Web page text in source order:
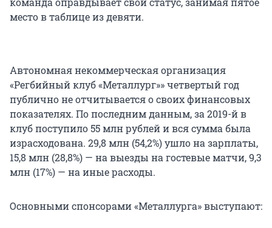
место в таблице из девяти.
Автономная некоммерческая организация
«Регбийный клуб «Металлург»» четвертый год
публично не отчитывается о своих финансовых
показателях. По последним данным, за 2019-й в
клуб поступило 55 млн рублей и вся сумма была
израсходована. 29,8 млн (54,2%) ушло на зарплаты,
15,8 млн (28,8%) — на выезды на гостевые матчи, 9,3
млн (17%) — на иные расходы.
Основными спонсорами «Металлурга» выступают: